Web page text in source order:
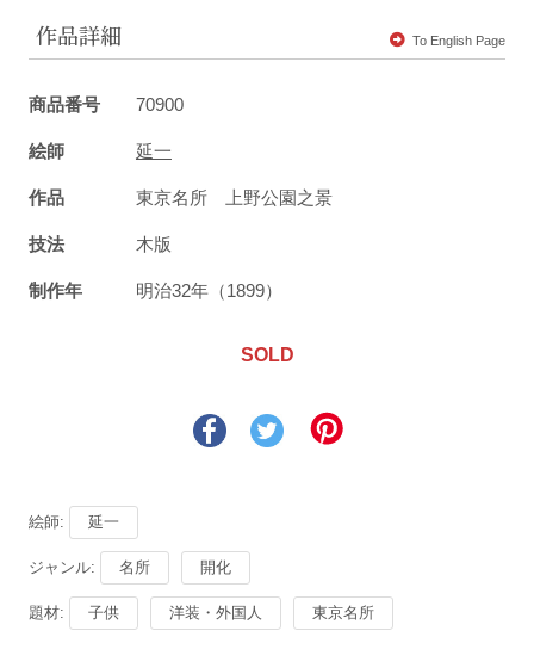
作品詳細 To English Page
商品番号 70900
絵師 延一
作品 東京名所 上野公園之景
技法 木版
制作年 明治32年（1899）
SOLD
絵師: 延一
ジャンル: 名所 開化
題材: 子供 洋装・外国人 東京名所